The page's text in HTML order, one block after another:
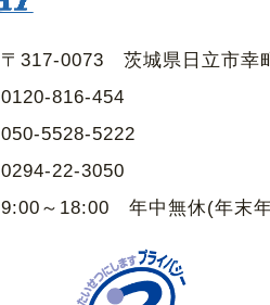
〒317-0073 茨城県日立市幸
0120-816-454
050-5528-5222
0294-22-3050
9:00～18:00 年中無休(年末